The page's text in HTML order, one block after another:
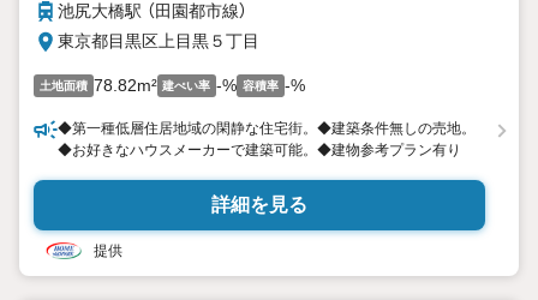
池尻大橋駅 （田園都市線）
東京都目黒区上目黒５丁目
土地面積 78.82m² 建ぺい率 -% 容積率 -%
◆第一種低層住居地域の閑静な住宅街。◆建築条件無しの売地。
◆お好きなハウスメーカーで建築可能。◆建物参考プラン有り
詳細を見る
提供